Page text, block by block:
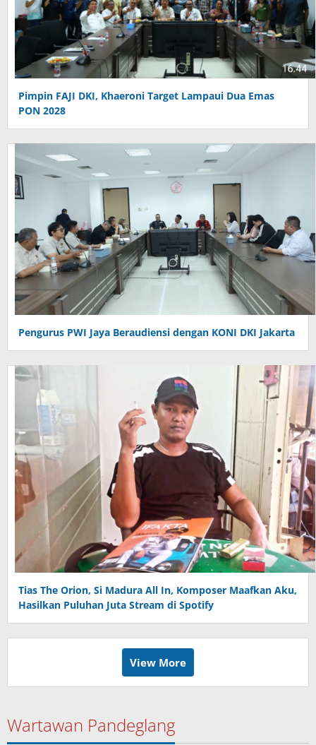
Pimpin FAJI DKI, Khaeroni Target Lampaui Dua Emas
PON 2028
Pengurus PWI Jaya Beraudiensi dengan KONI DKI Jakarta
Tias The Orion, Si Madura All In, Komposer Maafkan Aku,
Hasilkan Puluhan Juta Stream di Spotify
View More
Wartawan Pandeglang